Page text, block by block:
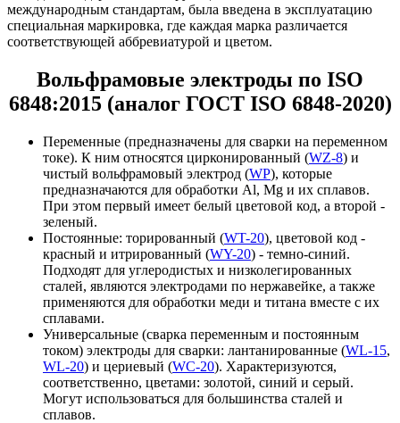
международным стандартам, была введена в эксплуатацию
специальная маркировка, где каждая марка различается
соответствующей аббревиатурой и цветом.
Вольфрамовые электроды по ISO
6848:2015 (аналог ГОСТ ISO 6848-2020)
Переменные (предназначены для сварки на переменном
токе). К ним относятся цирконированный (WZ-8) и
чистый вольфрамовый электрод (WP), которые
предназначаются для обработки Al, Mg и их сплавов.
При этом первый имеет белый цветовой код, а второй -
зеленый.
Постоянные: торированный (WT-20), цветовой код -
красный и итрированный (WY-20) - темно-синий.
Подходят для углеродистых и низколегированных
сталей, являются электродами по нержавейке, а также
применяются для обработки меди и титана вместе с их
сплавами.
Универсальные (сварка переменным и постоянным
током) электроды для сварки: лантанированные (WL-15,
WL-20) и цериевый (WC-20). Характеризуются,
соответственно, цветами: золотой, синий и серый.
Могут использоваться для большинства сталей и
сплавов.